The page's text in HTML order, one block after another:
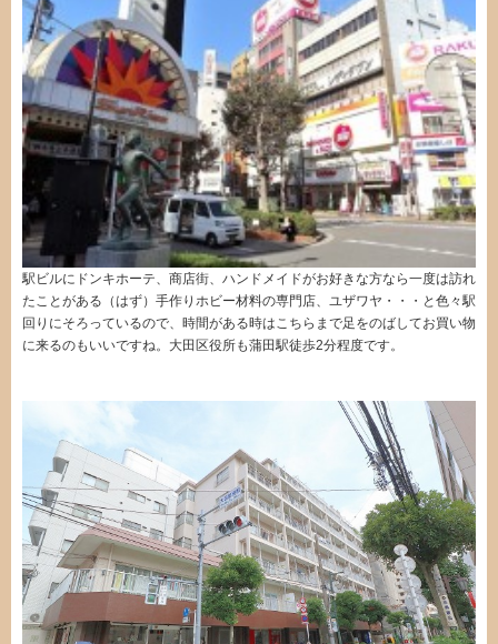
駅ビルにドンキホーテ、商店街、ハンドメイドがお好きな方なら一度は訪れ
たことがある（はず）手作りホビー材料の専門店、ユザワヤ・・・と色々駅
回りにそろっているので、時間がある時はこちらまで足をのばしてお買い物
に来るのもいいですね。大田区役所も蒲田駅徒歩2分程度です。